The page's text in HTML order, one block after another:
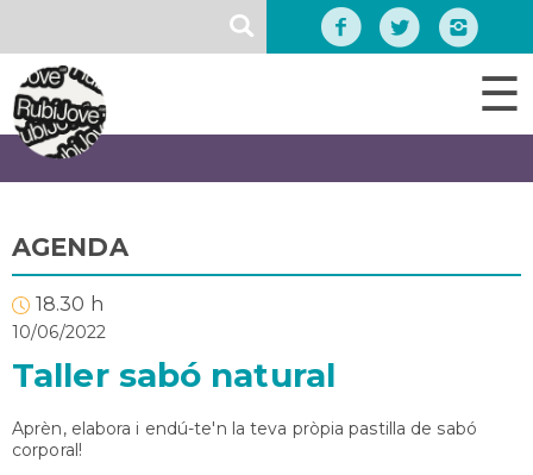
contingut
☰
AGENDA
18.30 h
10/06/2022
Taller sabó natural
Aprèn, elabora i endú-te'n la teva pròpia pastilla de sabó
corporal!